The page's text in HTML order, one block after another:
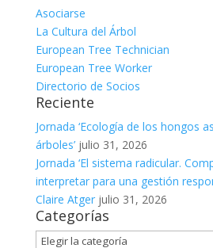
Asociarse
La Cultura del Árbol
European Tree Technician
European Tree Worker
Directorio de Socios
Reciente
Jornada ‘Ecología de los hongos
árboles’ julio 31, 2026
Jornada ‘El sistema radicular.
interpretar para una gestión
Claire Atger julio 31, 2026
Categorías
Categorías